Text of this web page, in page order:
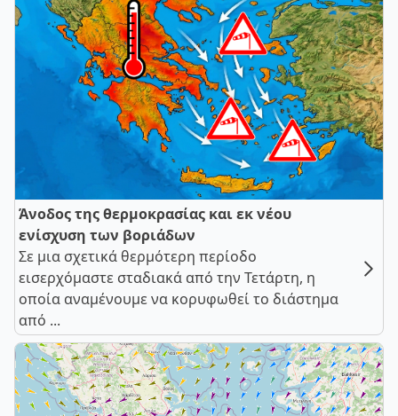
Άνοδος της θερμοκρασίας και εκ νέου
ενίσχυση των βοριάδων
Σε μια σχετικά θερμότερη περίοδο
εισερχόμαστε σταδιακά από την Τετάρτη, η
οποία αναμένουμε να κορυφωθεί το διάστημα
από ...